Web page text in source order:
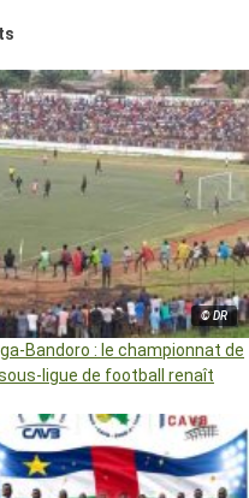
© DR
Bandoro : le championnat de
ligue de football renaît